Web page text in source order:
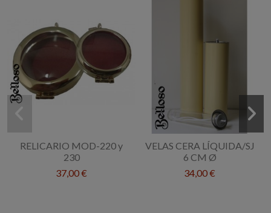
RELICARIO MOD-220 y
230
37,00 €
VELAS CERA LÍQUIDA/SJ
6 CM Ø
34,00 €